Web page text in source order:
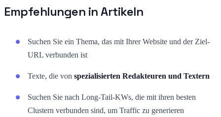
Empfehlungen in Artikeln
Suchen Sie ein Thema, das mit Ihrer Website und der Ziel-
URL verbunden ist
Texte, die von spezialisierten Redakteuren und Textern
Suchen Sie nach Long-Tail-KWs, die mit ihren besten
Clustern verbunden sind, um Traffic zu generieren